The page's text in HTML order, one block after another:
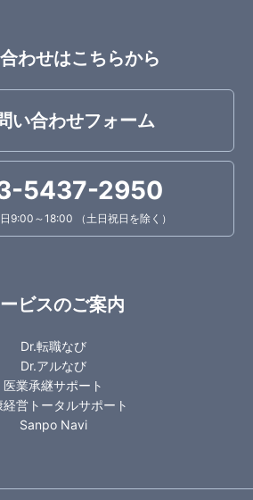
わせはこちらから
い合わせフォーム
5437-2950
9:00～18:00 （土日祝日を除く）
ビスのご案内
Dr.転職なび
Dr.アルなび
医業承継サポート
経営トータルサポート
Sanpo Navi